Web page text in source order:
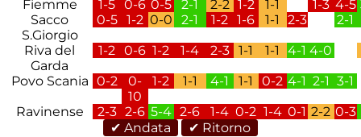
Fiemme
1-5 0-6 0-5 2-1 2-2 1-2 1-1 1-3 4-5
Sacco
S.Giorgio
0-5 1-2 0-0 2-1 1-2 1-6 1-1 2-3
2-1
Riva del
Garda
1-2 0-6 1-2 1-4 2-3 1-1 1-1 4-1 4-0
Povo Scania 0-2
0-
10
1-2 1-1 4-1 1-1 0-2 4-1 2-1
3-1
Ravinense
2-3 2-6 5-4 2-6 1-4 0-2 1-4 0-1 2-2 0-3
✔ Andata
✔ Ritorno